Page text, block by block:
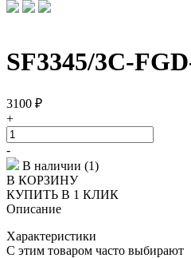
SF3345/3C-
3100 ₽
+
-
В наличии (1)
В КОРЗИНУ
КУПИТЬ В 1 КЛИК
Описание
Характеристики
С этим товаром часто выбирают